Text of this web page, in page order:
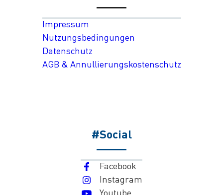
Impressum
Nutzungsbedingungen
Datenschutz
AGB & Annullierungskostenschutz
#Social
Facebook
Instagram
Youtube